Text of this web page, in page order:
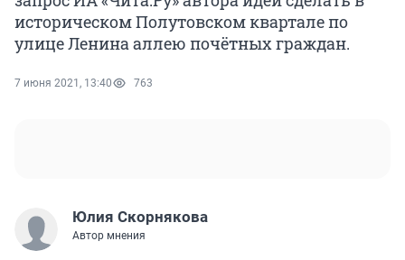
историческом Полутовском квартале по
улице Ленина аллею почётных граждан.
7 июня 2021, 13:40 763
Юлия Скорнякова
Автор мнения